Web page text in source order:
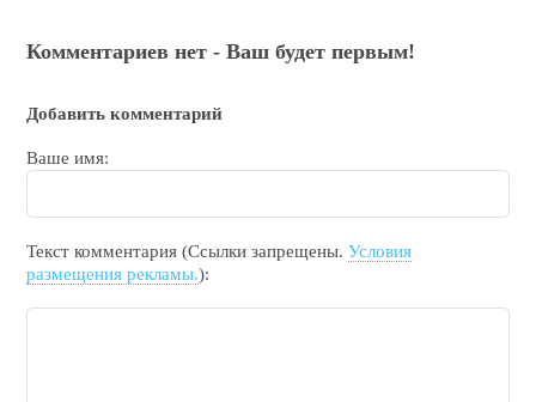
Комментариев нет - Ваш будет первым!
Добавить комментарий
Ваше имя:
Текст комментария (Ссылки запрещены.Условия
размещения рекламы.):